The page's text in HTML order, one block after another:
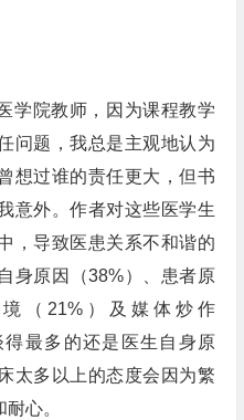
学院教师，因为课程教学
问题，我总是主观地认为
想过谁的责任更大，但书
意外。作者对这些医学生
，导致医患关系不和谐的
身原因（38%）、患者原
（21%）及媒体炒作
得最多的还是医生自身原
太多以上的态度会因为繁
心。